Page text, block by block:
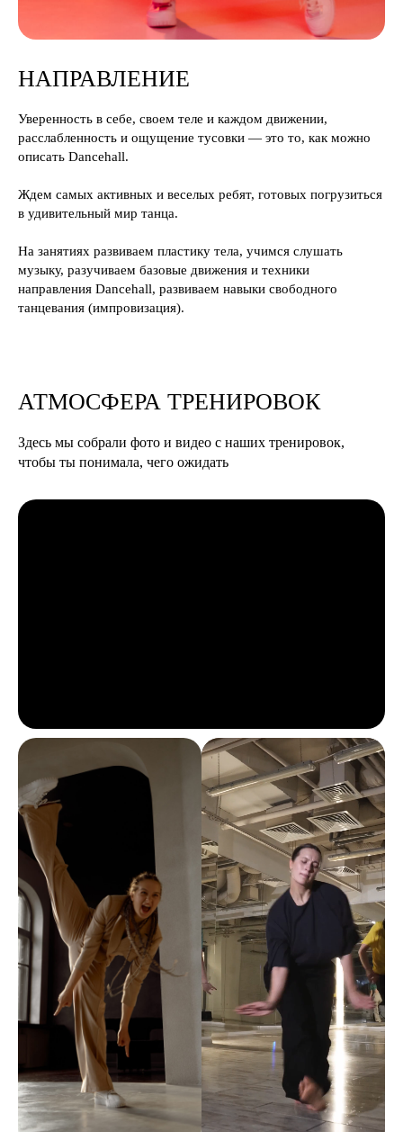
НАПРАВЛЕНИЕ
Уверенность в себе, своем теле и каждом движении,
расслабленность и ощущение тусовки — это то, как можно
описать Dancehall.
Ждем самых активных и веселых ребят, готовых погрузиться
в удивительный мир танца.
На занятиях развиваем пластику тела, учимся слушать
музыку, разучиваем базовые движения и техники
направления Dancehall, развиваем навыки свободного
танцевания (импровизация).
АТМОСФЕРА ТРЕНИРОВОК
Здесь мы собрали фото и видео с наших тренировок,
чтобы ты понимала, чего ожидать